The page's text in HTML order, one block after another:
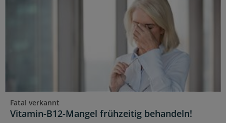
Fatal verkannt
Vitamin-B12-Mangel frühzeitig behandeln!